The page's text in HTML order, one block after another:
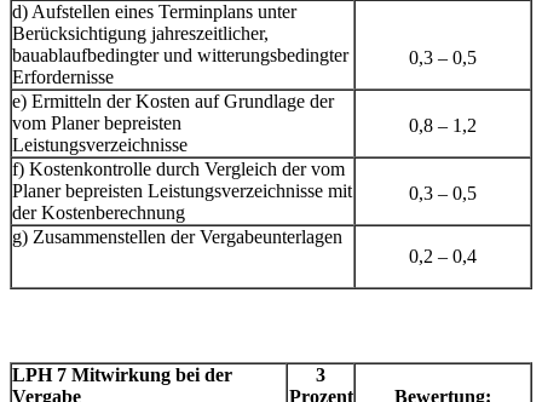
d) Aufstellen eines Terminplans unter
Berücksichtigung jahreszeitlicher,
bauablaufbedingter und witterungsbedingter
Erfordernisse
0,3 – 0,5
e) Ermitteln der Kosten auf Grundlage der
vom Planer bepreisten
Leistungsverzeichnisse
0,8 – 1,2
f) Kostenkontrolle durch Vergleich der vom
Planer bepreisten Leistungsverzeichnisse mit
der Kostenberechnung
0,3 – 0,5
g) Zusammenstellen der Vergabeunterlagen
0,2 – 0,4
LPH 7 Mitwirkung bei der
Vergabe
3
Prozent
Bewertung: